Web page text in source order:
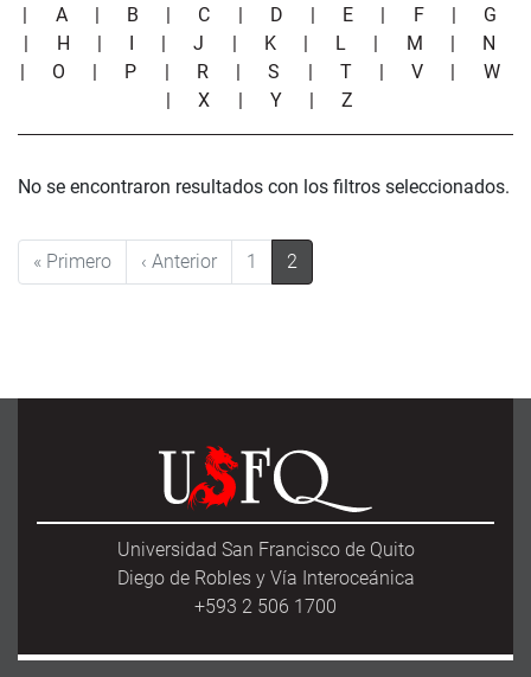
| A | B | C | D | E | F | G
| H | I |J | K | L | M | N
| O | P | R |S | T |V | W
|X | Y |Z
No se encontraron resultados con los filtros seleccionados.
Pagination
« PrimeroFirst page
‹ AnteriorPrevious page
1 2
Universidad San Francisco de Quito
Diego de Robles y Vía Interoceánica
+593 2 506 1700